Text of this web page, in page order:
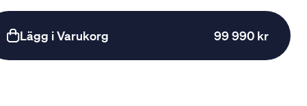
Lägg i Varukorg 99 990 kr